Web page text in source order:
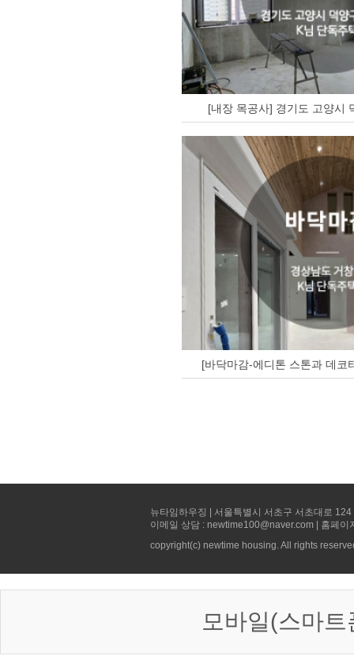
[내장 목공사] 경기도 고양시
[바닥마감-에디톤 스톤과 데코
뉴타임하우징 | 서울특별시 서초구 서초대로
이메일 상담 : newtime100@naver.com | 홈페
copyright(c) newtime housing. All rights
모바일(스마